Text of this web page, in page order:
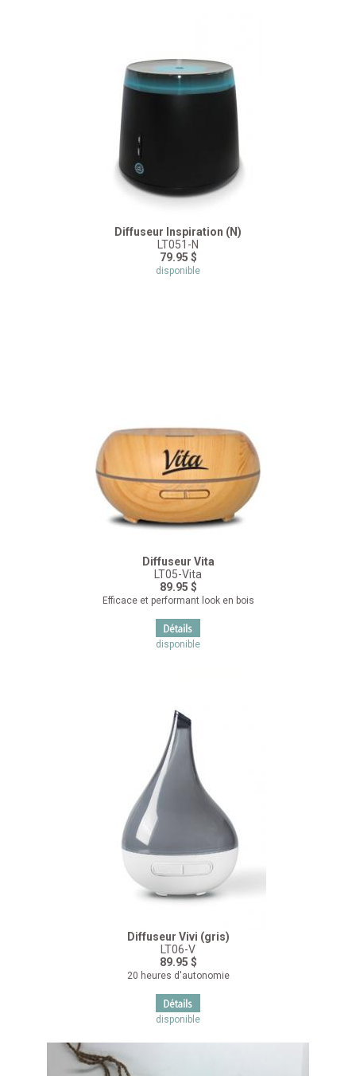
Diffuseur Inspiration (N)
LT051-N
79.95 $
disponible
Diffuseur Vita
LT05-Vita
89.95 $
Efficace et performant look en bois
disponible
Diffuseur Vivi (gris)
LT06-V
89.95 $
20 heures d'autonomie
disponible